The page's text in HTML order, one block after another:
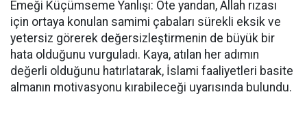
Emeği Küçümseme Yanlışı: Öte yandan, Allah rızası
için ortaya konulan samimi çabaları sürekli eksik ve
yetersiz görerek değersizleştirmenin de büyük bir
hata olduğunu vurguladı. Kaya, atılan her adımın
değerli olduğunu hatırlatarak, İslami faaliyetleri basite
almanın motivasyonu kırabileceği uyarısında bulundu.